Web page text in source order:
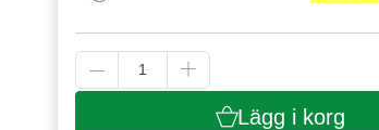
Lägg i korg